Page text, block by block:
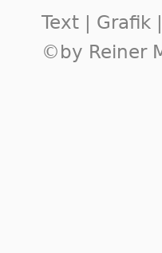
Text | Grafik
©by Reiner